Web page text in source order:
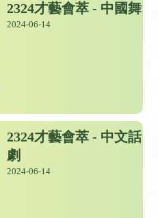
2324才藝會萃 - 中國舞
2024-06-14
2324才藝會萃 - 中文話
劇
2024-06-14